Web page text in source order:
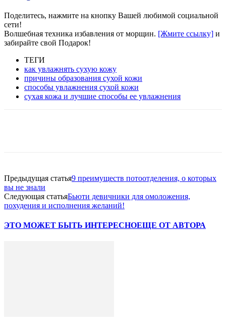
Поделитесь, нажмите на кнопку Вашей любимой социальной
сети!
Волшебная техника избавления от морщин. [Жмите ссылку] и
забирайте свой Подарок!
ТЕГИ
как увлажнять сухую кожу
причины образования сухой кожи
способы увлажнения сухой кожи
сухая кожа и лучшие способы ее увлажнения
Предыдущая статья9 преимуществ потоотделения, о которых
вы не знали
Следующая статьяБьюти девичники для омоложения,
похудения и исполнения желаний!
ЭТО МОЖЕТ БЫТЬ ИНТЕРЕСНОЕЩЕ ОТ АВТОРА